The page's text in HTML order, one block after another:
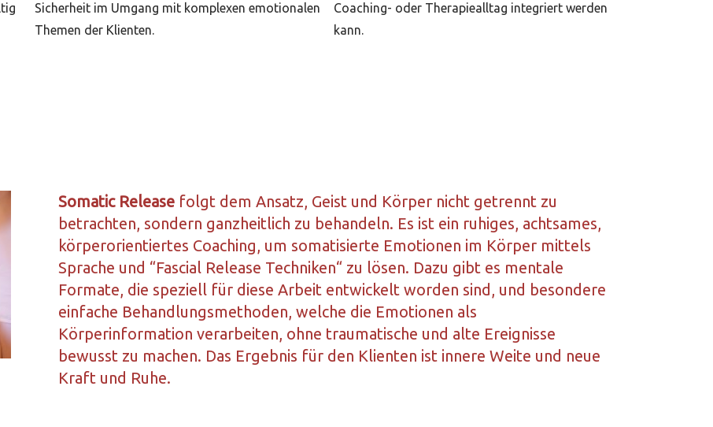
Sicherheit im Umgang mit komplexen emotionalen
Themen der Klienten.
Coaching- oder Therapiealltag integriert werden
kann.
Somatic Release folgt dem Ansatz, Geist und Körper nicht getrennt zu
betrachten, sondern ganzheitlich zu behandeln. Es ist ein ruhiges, achtsames,
körperorientiertes Coaching, um somatisierte Emotionen im Körper mittels
Sprache und “Fascial Release Techniken“ zu lösen. Dazu gibt es mentale
Formate, die speziell für diese Arbeit entwickelt worden sind, und besondere
einfache Behandlungsmethoden, welche die Emotionen als
Körperinformation verarbeiten, ohne traumatische und alte Ereignisse
bewusst zu machen. Das Ergebnis für den Klienten ist innere Weite und neue
Kraft und Ruhe.